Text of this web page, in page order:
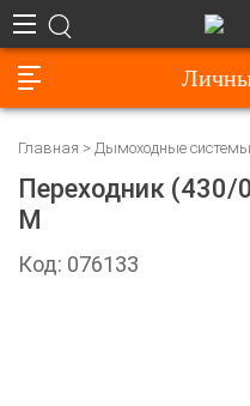
Главная Дымоходные системы
Переходник
М
Код: 076133